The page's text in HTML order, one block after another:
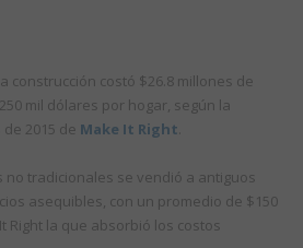
construcción costó $26.8 millones de
mil dólares por hogar, según la
2015 de Make It Right
no tradicionales se vendió a antiguos
asequibles, con un promedio de $150
Right la que absorbió los costos